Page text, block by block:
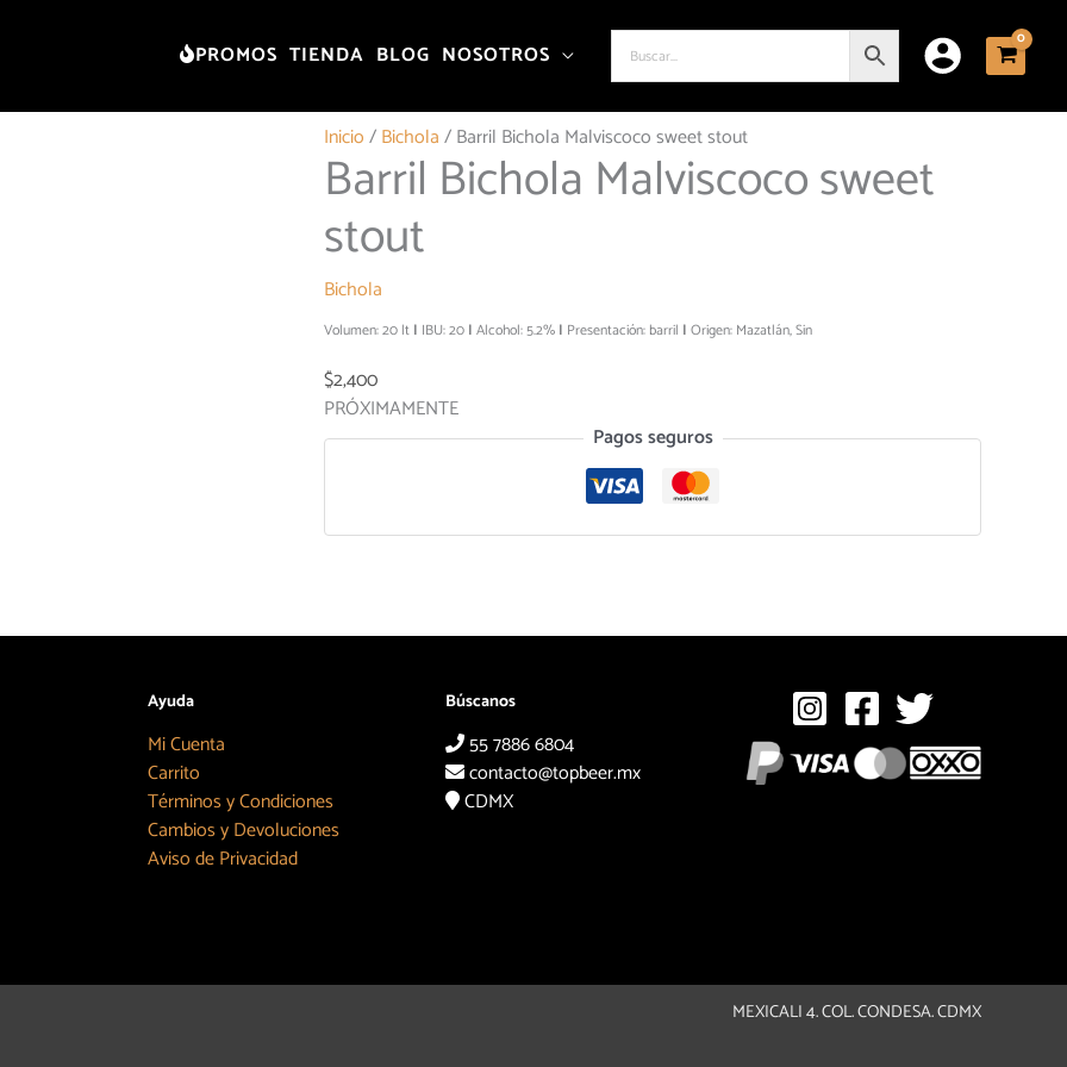
PROMOS TIENDA BLOG NOSOTROS
Inicio/Bichola/ Barril Bichola Malviscoco sweet stout
Barril Bichola Malviscoco sweet
stout
Bichola
Volumen: 20 lt IBU: 20 Alcohol: 5.2% Presentación: barril Origen: Mazatlán, Sin
$2,400
PRÓXIMAMENTE
Pagos seguros
Ayuda
Mi Cuenta
Carrito
Términos y Condiciones
Cambios y Devoluciones
Aviso de Privacidad
Búscanos
55 7886 6804
contacto@topbeer.mx
CDMX
MEXICALI 4. COL. CONDESA. CDMX